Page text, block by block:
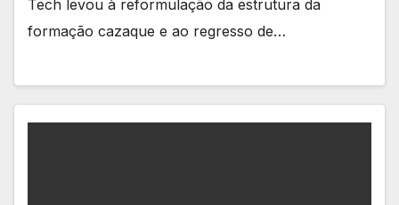
Tech levou à reformulação da estrutura da
formação cazaque e ao regresso de…